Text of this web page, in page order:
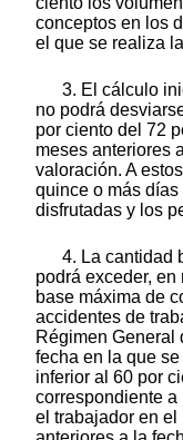
conceptos en los
el que se realiza
3. El cálculo
no podrá
por ciento del 72
meses anteriores
valoración. A
quince o más
disfrutadas y los
4. La cantidad
podrá exceder,
base máxima de
accidentes de
Régimen General
fecha en la que
inferior al 60 por
correspondiente
el trabajador en